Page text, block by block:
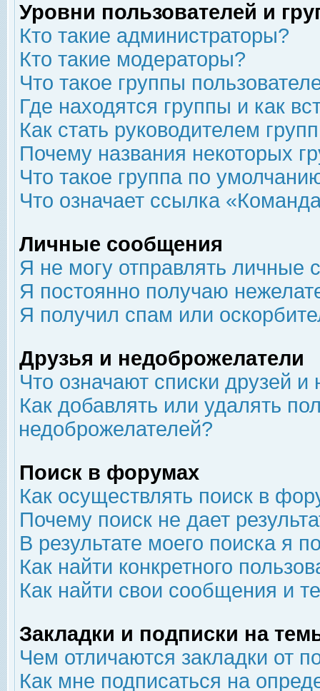
Уровни пользователей и
Кто такие администраторы?
Кто такие модераторы?
Что такое группы
Где находятся группы и как
Как стать руководителем
Почему названия некоторых
Что такое группа по
Что означает ссылка
Личные сообщения
Я не могу отправлять личные
Я постоянно получаю
Я получил спам или
Друзья и недоброжелатели
Что означают списки друзей
Как добавлять или удалять
недоброжелателей?
Поиск в форумах
Как осуществлять поиск в
Почему поиск не дает
В результате моего поиска я
Как найти конкретного
Как найти свои сообщения и
Закладки и подписки на
Чем отличаются закладки от
Как мне подписаться на